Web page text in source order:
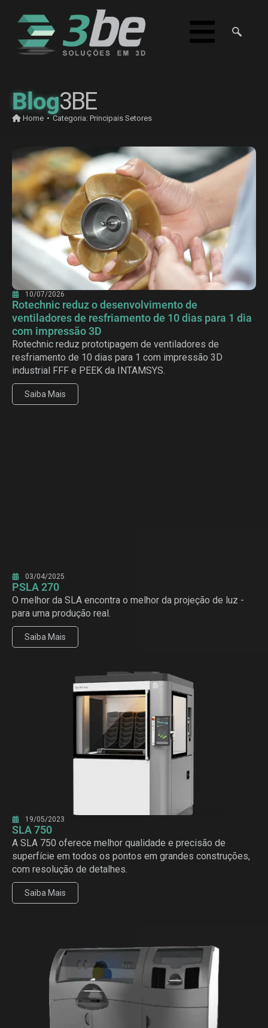
Blog3BE
Home • Categoria: Principais Setores
10/07/2026
Rotechnic reduz o desenvolvimento de
ventiladores de resfriamento de 10 dias para 1 dia
com impressão 3D
Rotechnic reduz prototipagem de ventiladores de
resfriamento de 10 dias para 1 com impressão 3D
industrial FFF e PEEK da INTAMSYS.
Saiba Mais
03/04/2025
PSLA 270
O melhor da SLA encontra o melhor da projeção de luz -
para uma produção real.
Saiba Mais
19/05/2023
SLA 750
A SLA 750 oferece melhor qualidade e precisão de
superfície em todos os pontos em grandes construções,
com resolução de detalhes.
Saiba Mais